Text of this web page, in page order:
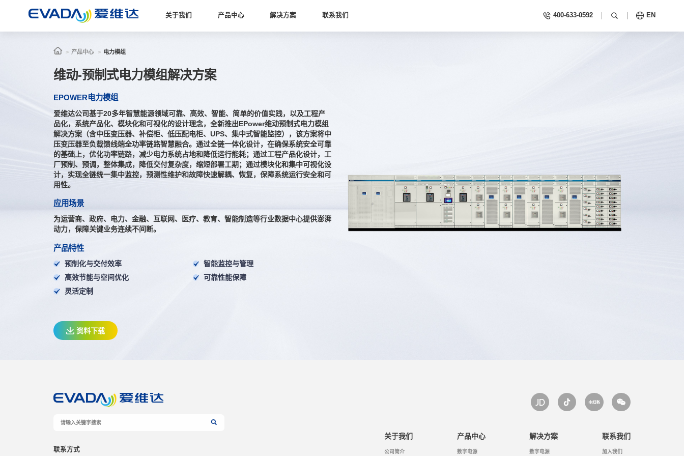
关于我们 产品中心 解决方案 联系我们 400-633-0592 EN
产品中心 电力模组
维动-预制式电力模组解决方案
EPOWER电力模组
爱维达公司基于20多年智慧能源领域可靠、高效、智能、简单的价值实践，以及工程产
品化，系统产品化、模块化和可视化的设计理念，全新推出EPower维动预制式电力模组
解决方案（含中压变压器、补偿柜、低压配电柜、UPS、集中式智能监控），该方案将中
压变压器至负载馈线端全功率链路智慧融合。通过全链一体化设计，在确保系统安全可靠
的基础上，优化功率链路，减少电力系统占地和降低运行能耗；通过工程产品化设计，工
厂预制、预调，整体集成，降低交付复杂度，缩短部署工期；通过模块化和集中可视化设
计，实现全链统一集中监控，预测性维护和故障快速解耦、恢复，保障系统运行安全和可
用性。
应用场景
为运营商、政府、电力、金融、互联网、医疗、教育、智能制造等行业数据中心提供澎湃
动力，保障关键业务连续不间断。
产品特性
预制化与交付效率
智能监控与管理
高效节能与空间优化
可靠性能保障
灵活定制
资料下载
联系方式
关于我们
公司简介
产品中心
数字电源
解决方案
数字电源
联系我们
加入我们